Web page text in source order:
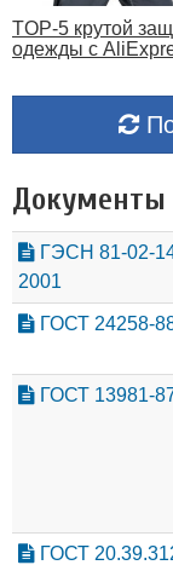
TOP-5 крутой
одежды с
Документы
ГЭСН 81-02-
2001
ГОСТ 24258-
ГОСТ 13981-
ГОСТ